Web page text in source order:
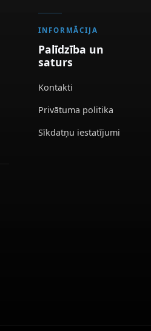
INFORMĀCIJA
Palīdzība un
saturs
Kontakti
Privātuma politika
Sīkdatņu iestatījumi